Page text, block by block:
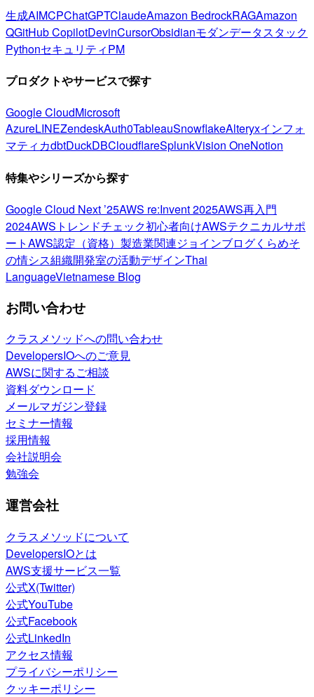
生成AIMCPChatGPTClaudeAmazon BedrockRAGAmazon
QGitHub CopilotDevinCursorObsidianモダンデータスタック
PythonセキュリティPM
プロダクトやサービスで探す
Google CloudMicrosoft
AzureLINEZendeskAuth0TableauSnowflakeAlteryxインフォ
マティカdbtDuckDBCloudflareSplunkVision OneNotion
特集やシリーズから探す
Google Cloud Next ’25AWS re:Invent 2025AWS再入門
2024AWSトレンドチェック初心者向けAWSテクニカルサポ
ートAWS認定（資格） 製造業関連ジョインブログくらめそ
の情シス組織開発室の活動デザインThai
LanguageVietnamese Blog
お問い合わせ
クラスメソッドへの問い合わせ
DevelopersIOへのご意見
AWSに関するご相談
資料ダウンロード
メールマガジン登録
セミナー情報
採用情報
会社説明会
勉強会
運営会社
クラスメソッドについて
DevelopersIOとは
AWS支援サービス一覧
公式X(Twitter)
公式YouTube
公式Facebook
公式LinkedIn
アクセス情報
プライバシーポリシー
クッキーポリシー